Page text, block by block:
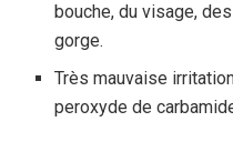
bouche, du visage,
gorge.
Très mauvaise
peroxyde de